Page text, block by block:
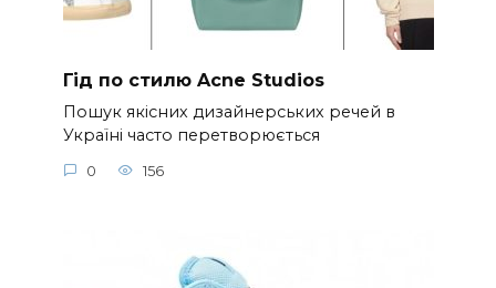
Гід по стилю Acne Studios
Пошук якісних дизайнерських речей в
Україні часто перетворюється
0 156